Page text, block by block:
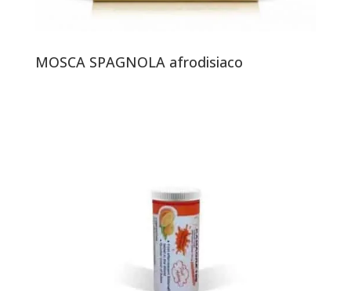
MOSCA SPAGNOLA afrodisiaco